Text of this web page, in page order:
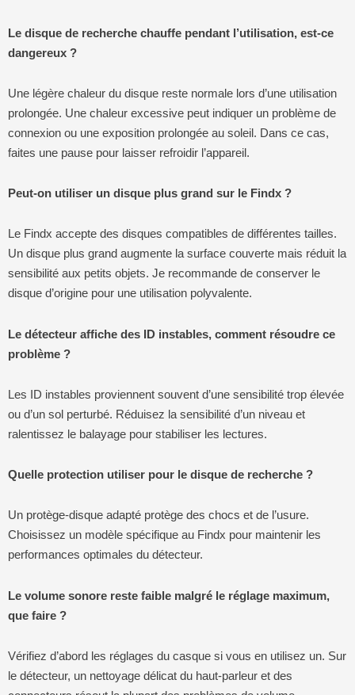
Le disque de recherche chauffe pendant l’utilisation, est-ce
dangereux ?
Une légère chaleur du disque reste normale lors d’une utilisation
prolongée. Une chaleur excessive peut indiquer un problème de
connexion ou une exposition prolongée au soleil. Dans ce cas,
faites une pause pour laisser refroidir l’appareil.
Peut-on utiliser un disque plus grand sur le Findx ?
Le Findx accepte des disques compatibles de différentes tailles.
Un disque plus grand augmente la surface couverte mais réduit la
sensibilité aux petits objets. Je recommande de conserver le
disque d’origine pour une utilisation polyvalente.
Le détecteur affiche des ID instables, comment résoudre ce
problème ?
Les ID instables proviennent souvent d’une sensibilité trop élevée
ou d’un sol perturbé. Réduisez la sensibilité d’un niveau et
ralentissez le balayage pour stabiliser les lectures.
Quelle protection utiliser pour le disque de recherche ?
Un protège-disque adapté protège des chocs et de l’usure.
Choisissez un modèle spécifique au Findx pour maintenir les
performances optimales du détecteur.
Le volume sonore reste faible malgré le réglage maximum,
que faire ?
Vérifiez d’abord les réglages du casque si vous en utilisez un. Sur
le détecteur, un nettoyage délicat du haut-parleur et des